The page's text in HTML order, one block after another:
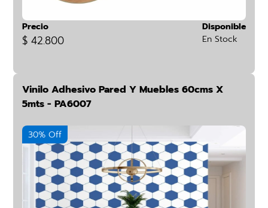
Precio
$ 42.800
Disponible
En Stock
Vinilo Adhesivo Pared Y Muebles 60cms X
5mts - PA6007
30% Off